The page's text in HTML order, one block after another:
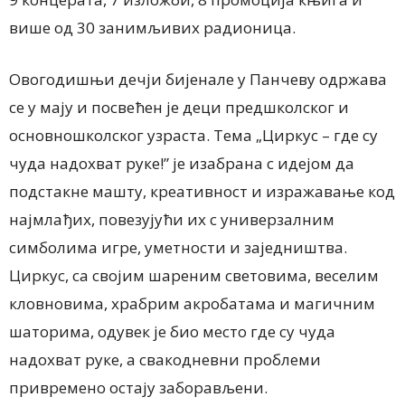
више од 30 занимљивих радионица.
Овогодишњи дечји бијенале у Панчеву одржава
се у мају и посвећен је деци предшколског и
основношколског узраста. Тема „Циркус – где су
чуда надохват руке!” је изабрана с идејом да
подстакне машту, креативност и изражавање код
најмлађих, повезујући их с универзалним
симболима игре, уметности и заједништва.
Циркус, са својим шареним световима, веселим
кловновима, храбрим акробатама и магичним
шаторима, одувек је био место где су чуда
надохват руке, а свакодневни проблеми
привремено остају заборављени.